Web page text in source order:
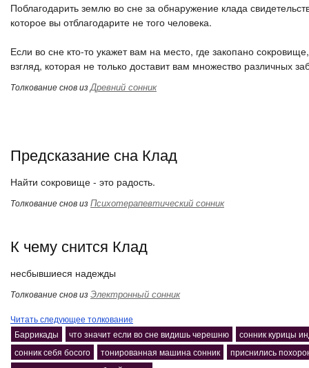
Поблагодарить землю во сне за обнаружение клада
которое вы отблагодарите не того человека.
Если во сне кто-то укажет вам на место, где закопано
взгляд, которая не только доставит вам множество различных
Толкование снов изДревний сонник
Предсказание сна Клад
Найти сокровище - это радость.
Толкование снов изПсихотерапевтический сонник
К чему снится Клад
несбывшиеся надежды
Толкование снов изЭлектронный сонник
Читать следующее толкование
Баррикады
что значит если во сне видишь черешню
сонник курицы
сонник себя босого
тонированная машина сонник
приснились